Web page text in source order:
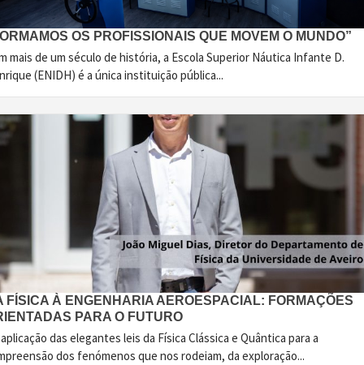
OS PROFISSIONAIS QUE MOVEM O MUNDO”
mais de um século de história, a Escola Superior Náutica Infante D.
(ENIDH) é a única instituição pública...
FÍSICA À ENGENHARIA AEROESPACIAL: FORMAÇÕES
PARA O FUTURO
das elegantes leis da Física Clássica e Quântica para a
dos fenómenos que nos rodeiam, da exploração...